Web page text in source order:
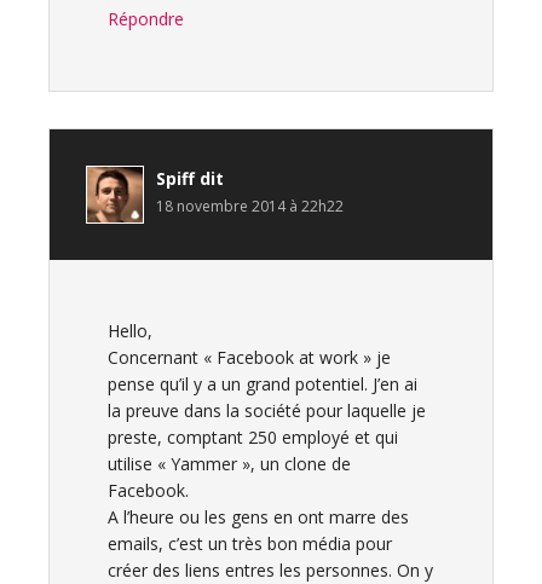
Répondre
Spiff dit
18 novembre 2014 à 22h22
Hello,
Concernant « Facebook at work » je
pense qu’il y a un grand potentiel. J’en ai
la preuve dans la société pour laquelle je
preste, comptant 250 employé et qui
utilise « Yammer », un clone de
Facebook.
A l’heure ou les gens en ont marre des
emails, c’est un très bon média pour
créer des liens entres les personnes. On y